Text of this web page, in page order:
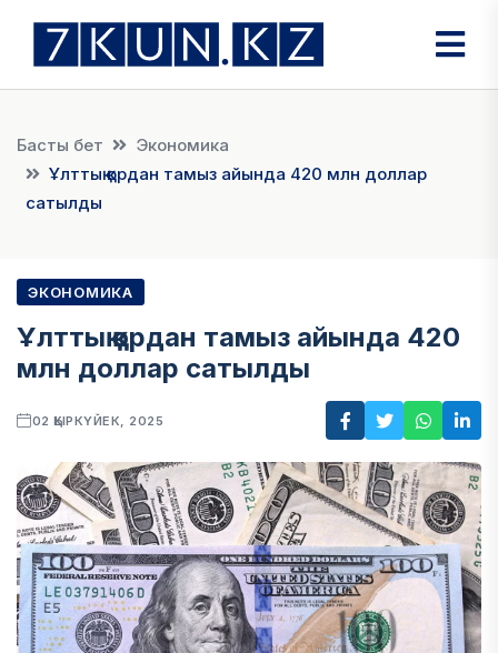
Басты бет
Экономика
Ұлттық қордан тамыз айында 420 млн доллар
сатылды
ЭКОНОМИКА
Ұлттық қордан тамыз айында 420
млн доллар сатылды
02 ҚЫРКҮЙЕК, 2025